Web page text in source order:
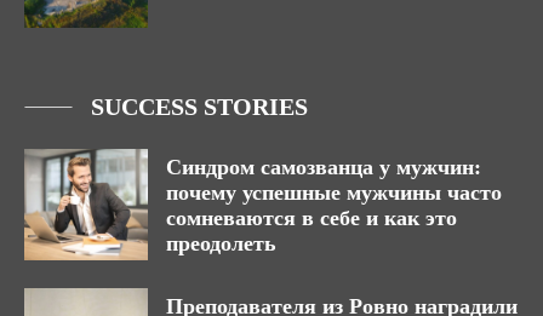
SUCCESS STORIES
Синдром самозванца у мужчин:
почему успешные мужчины часто
сомневаются в себе и как это
преодолеть
Преподавателя из Ровно наградили